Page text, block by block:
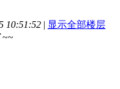
10:51:52 | 显示全部楼层
~~